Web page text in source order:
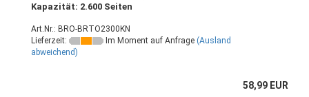
Kapazität: 2.600 Seiten
Art.Nr.: BRO-BRTO2300KN
Lieferzeit:
Im Moment auf Anfrage (Ausland
abweichend)
58,99 EUR